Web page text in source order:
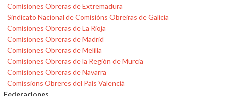
Comisiones Obreras de Extremadura
Sindicato Nacional de Comisións Obreiras de Galicia
Comisiones Obreras de La Rioja
Comisiones Obreras de Madrid
Comisiones Obreras de Melilla
Comisiones Obreras de la Región de Murcia
Comisiones Obreras de Navarra
Comissions Obreres del País Valencià
Federaciones